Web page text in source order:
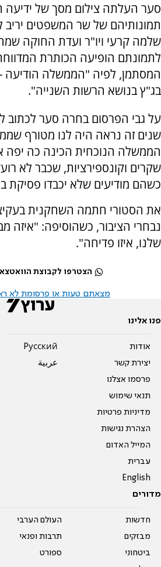
סער העלתה צילום מסך של
תמונותיהם של שר המשפטים יריב
שלמה קרעי ויו"ר ועדת החוקה
לתמונתם הופיעה הכותרת
המסתמן, לפיה "הממשלה הודיעה
בג"ץ בנושא הרשות השנייה".
על גבי הפרסום בחרה סער לכתוב
שנים זה נראה היה לנו מטורף
הממשלה הנוכחית הכינה כה יפה
שקרים וקונספירציות, שכבר לא
כשהם מודיעים שלא יכבדו פסיקת
את הסטורי חתמה השחקנית
נבחרי הציבור, כשהוסיפה: "איזה
שלנו, איזו פדיחה".
הצטרפו לקבוצת
מצאתם טעות או פרסומת לא
פנו אלינו
אודות
יצירת קשר
פרסמו אצלנו
תנאי שימוש
מדיניות פרטיות
הצהרת נגישות
המייל האדום
עברית
English
Pусский
عربية
מדורים
חדשות
מבזקים
ביטחוני
העולם הערבי
תרבות ופנאי
ספורט